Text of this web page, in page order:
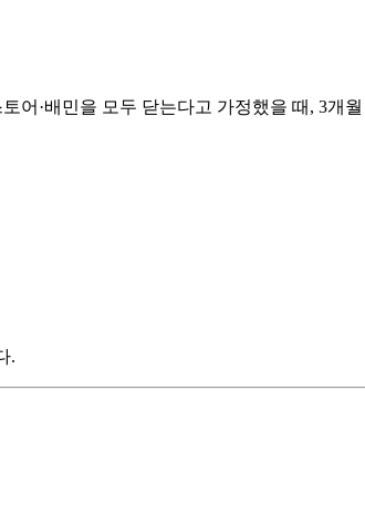
어·배민을 모두 닫는다고 가정했을 때, 3개
.